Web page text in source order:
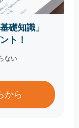
礎知識」
ト！
ない
から